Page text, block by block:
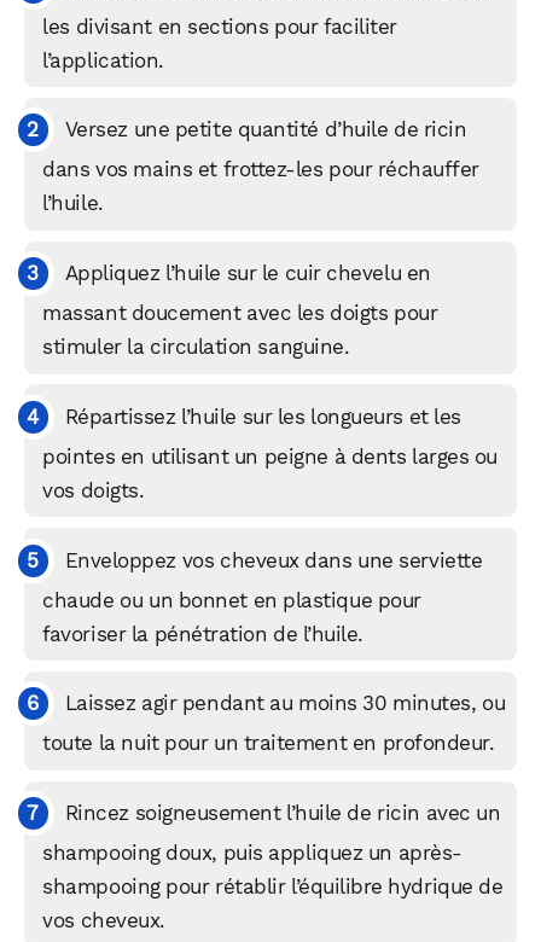
les divisant en sections pour faciliter
l’application.
Versez une petite quantité d’huile de ricin
dans vos mains et frottez-les pour réchauffer
l’huile.
Appliquez l’huile sur le cuir chevelu en
massant doucement avec les doigts pour
stimuler la circulation sanguine.
Répartissez l’huile sur les longueurs et les
pointes en utilisant un peigne à dents larges ou
vos doigts.
Enveloppez vos cheveux dans une serviette
chaude ou un bonnet en plastique pour
favoriser la pénétration de l’huile.
Laissez agir pendant au moins 30 minutes, ou
toute la nuit pour un traitement en profondeur.
Rincez soigneusement l’huile de ricin avec un
shampooing doux, puis appliquez un après-
shampooing pour rétablir l’équilibre hydrique de
vos cheveux.